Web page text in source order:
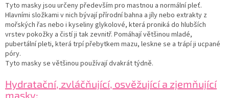
Tyto masky jsou určeny především pro mastnou a normální pleť.
Hlavními složkami v nich bývají přírodní bahna a jíly nebo extrakty z
mořských řas nebo i kyseliny glykolové, která proniká do hlubších
vrstev pokožky a čistí ji tak zevnitř. Pomáhají většinou mladé,
pubertální pleti, která trpí přebytkem mazu, leskne se a trápí ji ucpané
póry.
Tyto masky se většinou používají dvakrát týdně.
Hydratační, zvláčňující, osvěžující a zjemňující
masky: